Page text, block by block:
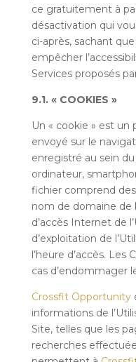
ce gratuitement à
désactivation qui
ci-après, sachant
empêcher
Services proposés
9.1. « COOKIES »
Un « cookie » est
envoyé sur le
enregistré au sein
ordinateur,
fichier comprend
nom de domaine de
d’accès Internet de
d’exploitation de
l’heure d’accès.
cas d’endommager
Crossfit Opportunity
informations de
Site, telles que les
recherches